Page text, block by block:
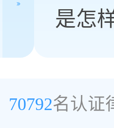
是怎
70792名认证